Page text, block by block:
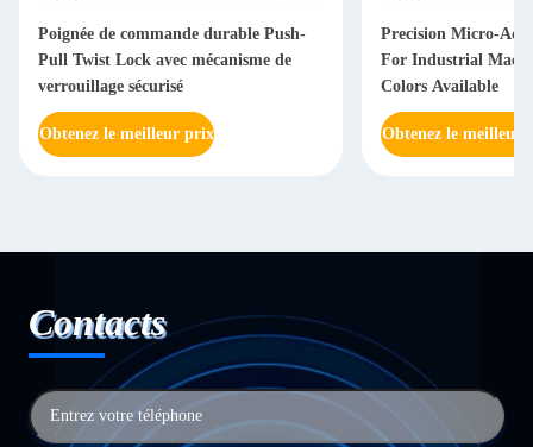
Poignée de commande durable Push-
Pull Twist Lock avec mécanisme de
verrouillage sécurisé
Obtenez le meilleur prix
Precision Micro-
For Industrial
Colors Available
Obtenez le meilleur
Contacts